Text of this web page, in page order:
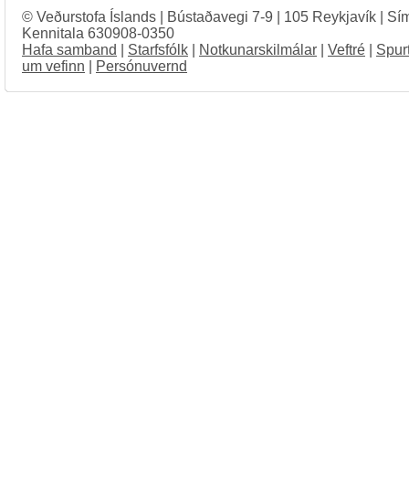
© Veðurstofa Íslands | Bústaðavegi 7-9 | 105 Reykjavík |
Kennitala 630908-0350
Hafa samband
Starfsfólk Notkunarskilmálar Veftré
um vefinn
Persónuvernd